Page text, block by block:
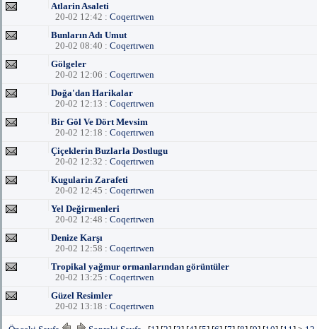
Atlarin Asaleti
20-02 12:42 : Coqertrwen
Bunların Adı Umut
20-02 08:40 : Coqertrwen
Gölgeler
20-02 12:06 : Coqertrwen
Doğa'dan Harikalar
20-02 12:13 : Coqertrwen
Bir Göl Ve Dört Mevsim
20-02 12:18 : Coqertrwen
Çiçeklerin Buzlarla Dostlugu
20-02 12:32 : Coqertrwen
Kugularin Zarafeti
20-02 12:45 : Coqertrwen
Yel Değirmenleri
20-02 12:48 : Coqertrwen
Denize Karşı
20-02 12:58 : Coqertrwen
Tropikal yağmur ormanlarından görüntüler
20-02 13:25 : Coqertrwen
Güzel Resimler
20-02 13:18 : Coqertrwen